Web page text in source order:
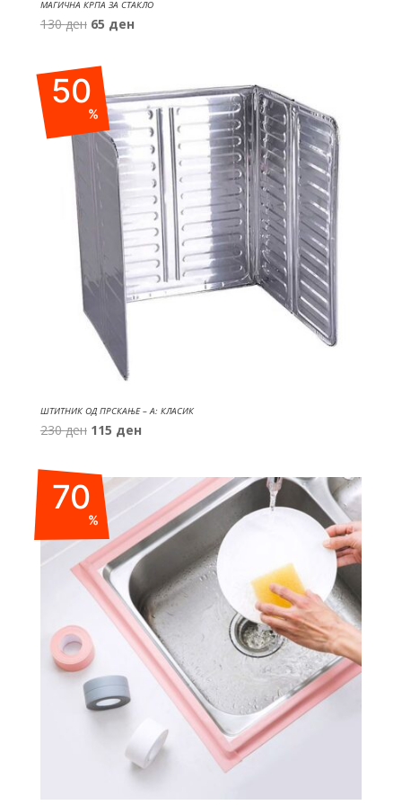
МАГИЧНА КРПА ЗА СТАКЛО
130ден Original
was:
130 ден.
65 денCurrent
50
%
ШТИТНИК ОД ПРСКАЊЕ – A: КЛАСИК
230ден Original
was:
230 ден.
115 денCurrent
115 ден.
70
%